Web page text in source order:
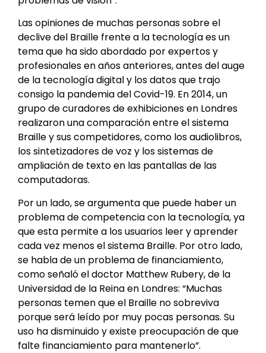
Las opiniones de muchas personas sobre el
declive del Braille frente a la tecnología es un
tema que ha sido abordado por expertos y
profesionales en años anteriores, antes del auge
de la tecnología digital y los datos que trajo
consigo la pandemia del Covid-19. En 2014, un
grupo de curadores de exhibiciones en Londres
realizaron una comparación entre el sistema
Braille y sus competidores, como los audiolibros,
los sintetizadores de voz y los sistemas de
ampliación de texto en las pantallas de las
computadoras.
Por un lado, se argumenta que puede haber un
problema de competencia con la tecnología, ya
que esta permite a los usuarios leer y aprender
cada vez menos el sistema Braille. Por otro lado,
se habla de un problema de financiamiento,
como señaló el doctor Matthew Rubery, de la
Universidad de la Reina en Londres: “Muchas
personas temen que el Braille no sobreviva
porque será leído por muy pocas personas. Su
uso ha disminuido y existe preocupación de que
falte financiamiento para mantenerlo”.